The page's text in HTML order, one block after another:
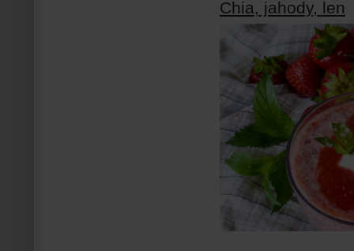
Chia, jahody, len